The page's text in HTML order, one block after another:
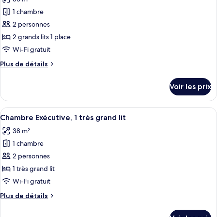
lit
Affaires,
très
grand
lit
les
photos
pour
ce
type
chambre :
avec
lits
jumeaux,
plusieurs
lits
1 chambre
2 personnes
2 grands lits 1 place
Wi-Fi gratuit
Plus de détails
Plus
le
type
de
Chambre
Affaires
avec
lits
jumeaux,
plusieurs
lits
Voir les prix
Afficher
toutes
les
photos
pour
ce
type
chambre :
Une chambre d’hôtel moderne
5
Chambre Exécutive, 1 très grand lit
38 m²
1 chambre
2 personnes
1 très grand lit
Wi-Fi gratuit
Plus de détails
Plus